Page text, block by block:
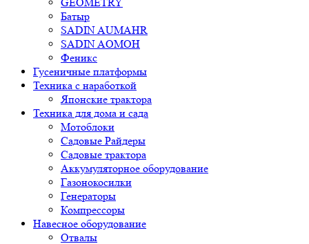
Батыр
SADIN AUMAHR
SADIN AOMOH
Феникс
Гусеничные платформы
Техника с наработкой
Японские трактора
Техника для дома и сада
Мотоблоки
Садовые Райдеры
Садовые трактора
Аккумуляторное оборудование
Газонокосилки
Генераторы
Компрессоры
Навесное оборудование
Отвалы